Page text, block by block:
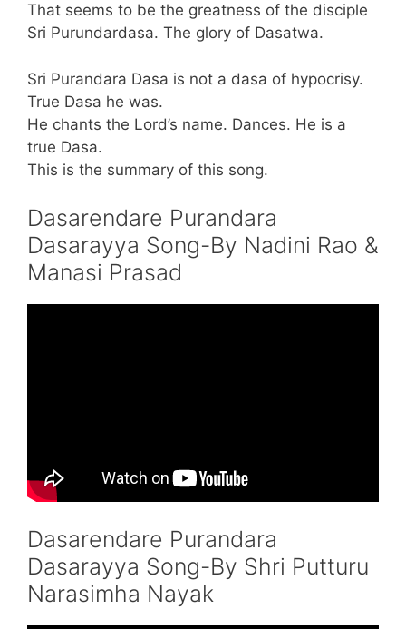
That seems to be the greatness of the disciple
Sri Purundardasa. The glory of Dasatwa.
Sri Purandara Dasa is not a dasa of hypocrisy.
True Dasa he was.
He chants the Lord’s name. Dances. He is a
true Dasa.
This is the summary of this song.
Dasarendare Purandara
Dasarayya Song-By Nadini Rao &
Manasi Prasad
Dasarendare Purandara
Dasarayya Song-By Shri Putturu
Narasimha Nayak